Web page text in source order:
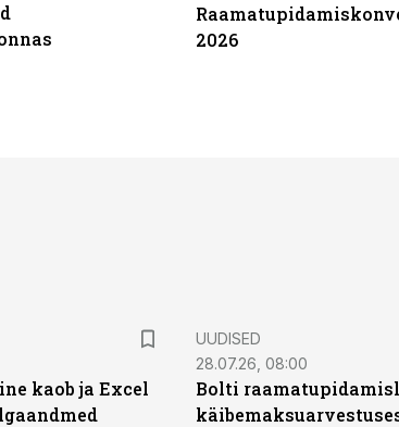
2026
kaob ja Excel
UUDISED
28.07.26, 08:00
Bolti